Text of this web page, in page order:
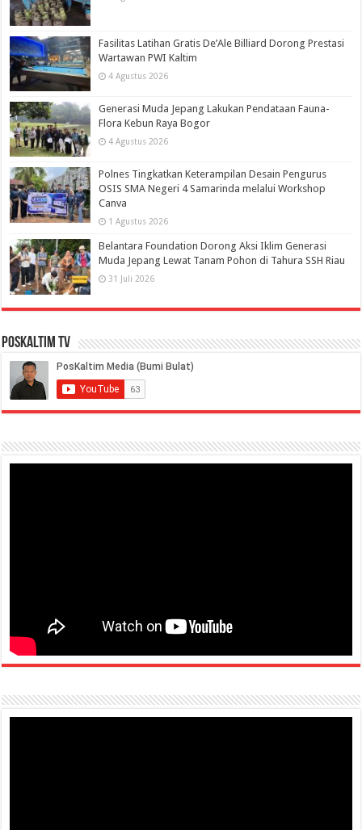
Fasilitas Latihan Gratis De’Ale Billiard Dorong Prestasi
Wartawan PWI Kaltim
4 Agustus 2026
Generasi Muda Jepang Lakukan Pendataan Fauna-
Flora Kebun Raya Bogor
4 Agustus 2026
Polnes Tingkatkan Keterampilan Desain Pengurus
OSIS SMA Negeri 4 Samarinda melalui Workshop
Canva
1 Agustus 2026
Belantara Foundation Dorong Aksi Iklim Generasi
Muda Jepang Lewat Tanam Pohon di Tahura SSH Riau
31 Juli 2026
PosKaltim TV